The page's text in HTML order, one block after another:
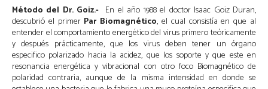
Método del Dr. Goiz.- En el año 1988 el doctor Isaac Goiz Duran,
descubrió el primer Par Biomagnético, el cual consistía en que al
entender el comportamiento energético del virus primero teóricamente
y después prácticamente, que los virus deben tener un órgano
especifico polarizado hacia la acidez, que los soporte y que este en
resonancia energética y vibracional con otro foco Biomagnético de
polaridad contraria, aunque de la misma intensidad en donde se